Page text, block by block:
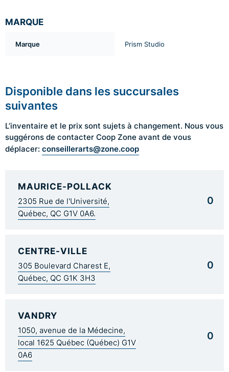
MARQUE
Marque Prism Studio
Disponible dans les succursales
suivantes
L’inventaire et le prix sont sujets à changement. Nous vous
suggérons de contacter Coop Zone avant de vous
déplacer: conseillerarts@zone.coop
MAURICE-POLLACK
2305 Rue de l'Université,
Québec, QC G1V 0A6.
0
CENTRE-VILLE
305 Boulevard Charest E,
Québec, QC G1K 3H3
0
VANDRY
1050, avenue de la Médecine,
local 1625 Québec (Québec) G1V
0A6
0